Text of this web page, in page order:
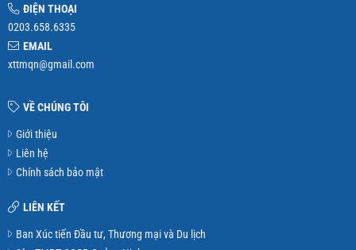
ĐIỆN THOẠI
0203.658.6335
EMAIL
xttmqn@gmail.com
VỀ CHÚNG TÔI
Giới thiệu
Liên hệ
Chính sách bảo mật
LIÊN KẾT
Ban Xúc tiến Đầu tư, Thương mại và Du lịch